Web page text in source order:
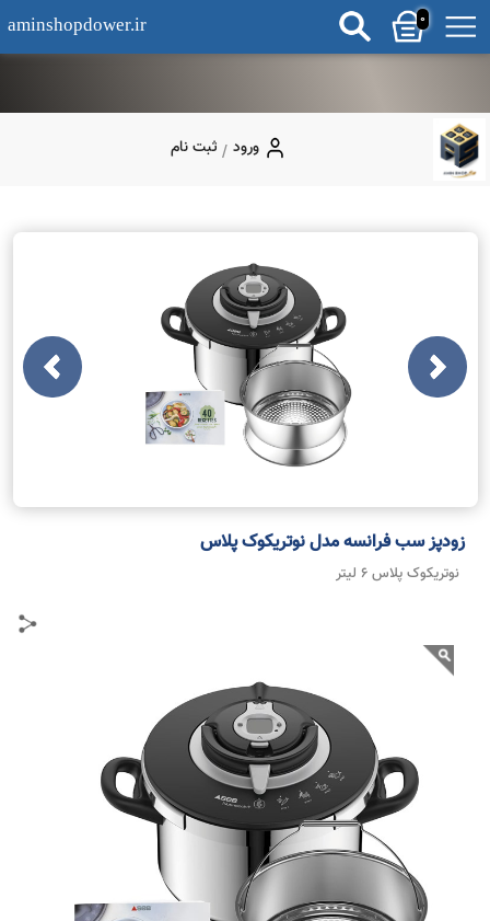
0
aminshopdower.ir
ورود / ثبت نام
زودپز سب فرانسه مدل نوتریکوک پلاس